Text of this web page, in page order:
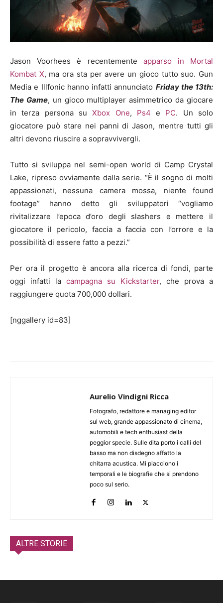
Jason Voorhees è recentemente apparso in Mortal
Kombat X, ma ora sta per avere un gioco tutto suo. Gun
Media e Illfonic hanno infatti annunciato Friday the 13th:
The Game, un gioco multiplayer asimmetrico da giocare
in terza persona suXbox One, Ps4 e PC. Un solo
giocatore può stare nei panni di Jason, mentre tutti gli
altri devono riuscire a sopravvivergli.
Tutto si sviluppa nel semi-open world di Camp Crystal
Lake, ripreso ovviamente dalla serie. “È il sogno di molti
appassionati, nessuna camera mossa, niente found
footage” hanno detto gli sviluppatori “vogliamo
rivitalizzare l’epoca d’oro degli slashers e mettere il
giocatore il pericolo, faccia a faccia con l’orrore e la
possibilità di essere fatto a pezzi.”
Per ora il progetto è ancora alla ricerca di fondi, parte
oggi infatti la campagna su Kickstarter, che prova a
raggiungere quota 700,000 dollari.
[nggallery id=83]
Aurelio Vindigni Ricca
Fotografo, redattore e managing editor
sul web, grande appassionato di cinema,
automobili e tech enthusiast della
peggior specie. Sulle dita porto i calli del
basso ma non disdegno affatto la
chitarra acustica. Mi piacciono i
temporali e le biografie che si prendono
poco sul serio.
ALTRE STORIE